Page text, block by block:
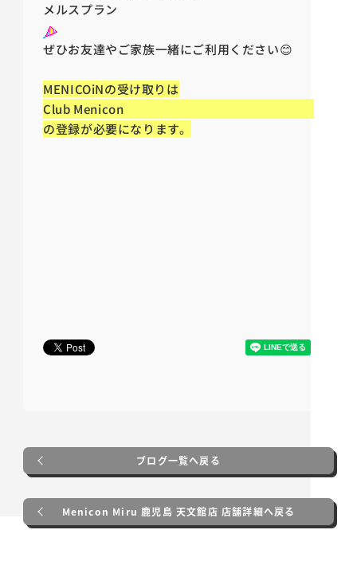
メルスプラン
ぜひお友達やご家族一緒にご利用ください😊
MENICOiNの受け取りは
Club Menicon
の登録が必要になります。
ブログ一覧へ戻る
Menicon Miru 鹿児島 天文館店 店舗詳細へ戻る